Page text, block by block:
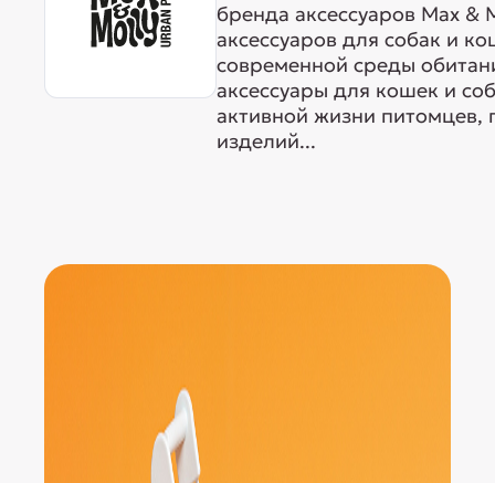
бренда аксессуаров Max
аксессуаров для собак и
современной среды
аксессуары для кошек и
активной жизни питомцев,
изделий...